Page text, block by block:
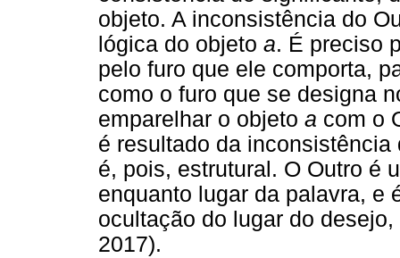
objeto. A inconsistência do
lógica do objeto a. É preciso
pelo furo que ele comporta,
como o furo que se designa
emparelhar o objeto a com o
é resultado da
é, pois, estrutural. O Outro é
enquanto lugar da palavra, e
ocultação do lugar do
2017).